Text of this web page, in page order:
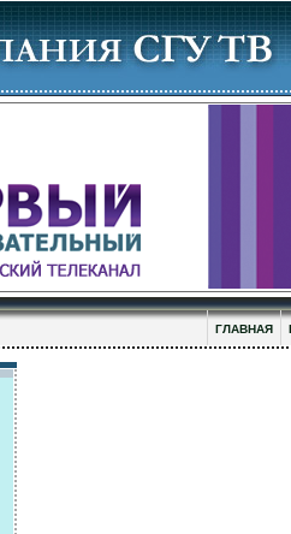
ГЛАВНАЯ